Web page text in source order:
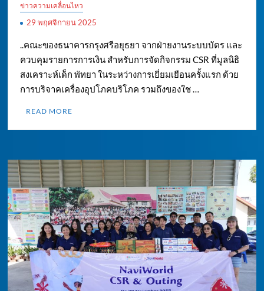
ข่าวความเคลื่อนไหว
29 พฤศจิกายน 2025
..คณะของธนาคารกรุงศรีอยุธยา จากฝ่ายงานระบบบัตร และ
ควบคุมรายการการเงิน สำหรับการจัดกิจกรรม CSR ที่มูลนิธิ
สงเคราะห์เด็ก พัทยา ในระหว่างการเยี่ยมเยือนครั้งแรก ด้วย
การบริจาคเครื่องอุปโภคบริโภค รวมถึงของใช …
READ MORE